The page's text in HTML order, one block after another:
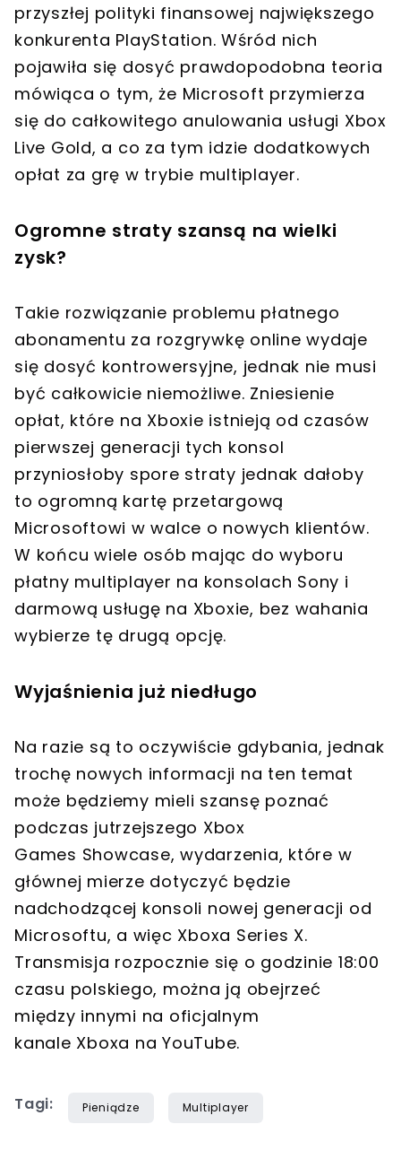
przyszłej polityki finansowej największego
konkurenta PlayStation. Wśród nich
pojawiła się dosyć prawdopodobna teoria
mówiąca o tym, że Microsoft przymierza
się do całkowitego anulowania usługi Xbox
Live Gold, a co za tym idzie dodatkowych
opłat za grę w trybie multiplayer.
Ogromne straty szansą na wielki
zysk?
Takie rozwiązanie problemu płatnego
abonamentu za rozgrywkę online wydaje
się dosyć kontrowersyjne, jednak nie musi
być całkowicie niemożliwe. Zniesienie
opłat, które na Xboxie istnieją od czasów
pierwszej generacji tych konsol
przyniosłoby spore straty jednak dałoby
to ogromną kartę przetargową
Microsoftowi w walce o nowych klientów.
W końcu wiele osób mając do wyboru
płatny multiplayer na konsolach Sony i
darmową usługę na Xboxie, bez wahania
wybierze tę drugą opcję.
Wyjaśnienia już niedługo
Na razie są to oczywiście gdybania, jednak
trochę nowych informacji na ten temat
może będziemy mieli szansę poznać
podczas jutrzejszego Xbox
Games Showcase, wydarzenia, które w
głównej mierze dotyczyć będzie
nadchodzącej konsoli nowej generacji od
Microsoftu, a więc Xboxa Series X.
Transmisja rozpocznie się o godzinie 18:00
czasu polskiego, można ją obejrzeć
między innymi na oficjalnym
kanale Xboxa na YouTube.
Tagi: Pieniądze Multiplayer